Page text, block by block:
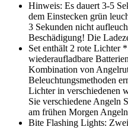
Hinweis: Es dauert 3-5
dem Einstecken grün
3 Sekunden nicht
Beschädigung! Die
Set enthält 2 rote Lichter
wiederaufladbare
Kombination von
Beleuchtungsmethoden
Lichter in verschiedenen
Sie verschiedene Angeln
am frühen Morgen
Bite Flashing Lights: